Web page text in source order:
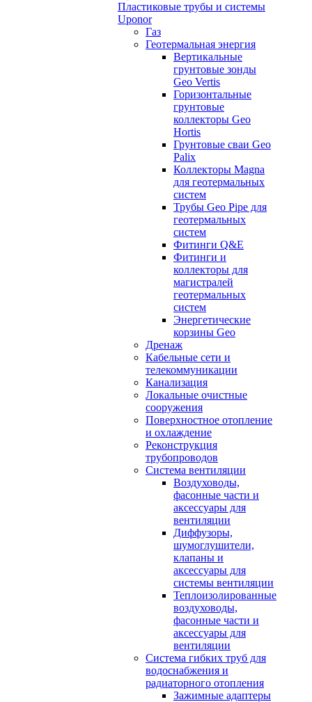
Пластиковые трубы и системы
Uponor
Газ
Геотермальная энергия
Вертикальные
грунтовые зонды
Geo Vertis
Горизонтальные
грунтовые
коллекторы Geo
Hortis
Грунтовые сваи Geo
Palix
Коллекторы Magna
для геотермальных
систем
Трубы Geo Pipe для
геотермальных
систем
Фитинги Q&E
Фитинги и
коллекторы для
магистралей
геотермальных
систем
Энергетические
корзины Geo
Дренаж
Кабельные сети и
телекоммуникации
Канализация
Локальные очистные
сооружения
Поверхностное отопление
и охлаждение
Реконструкция
трубопроводов
Система вентиляции
Воздуховоды,
фасонные части и
аксессуары для
вентиляции
Диффузоры,
шумоглушители,
клапаны и
аксессуары для
системы вентиляции
Теплоизолированные
воздуховоды,
фасонные части и
аксессуары для
вентиляции
Система гибких труб для
водоснабжения и
радиаторного отопления
Зажимные адаптеры